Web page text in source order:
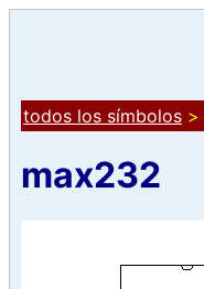
todos los símbolos >
max232